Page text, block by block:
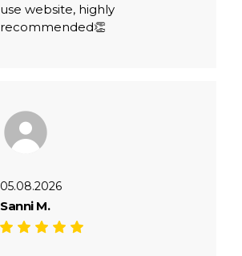
use website, highly
recommended👏
05.08.2026
Sanni M.